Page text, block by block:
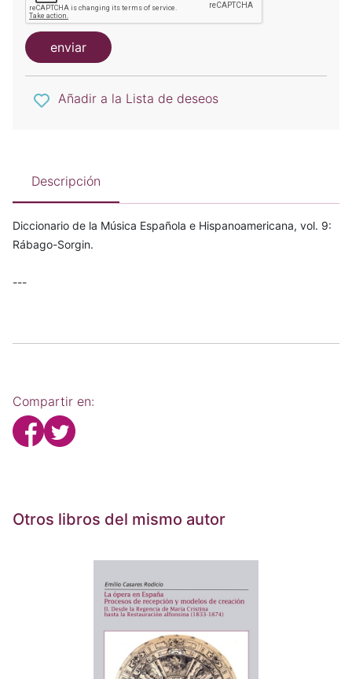
enviar
Añadir a la Lista de deseos
Descripción
Diccionario de la Música Española e Hispanoamericana, vol. 9:
Rábago-Sorgin.
---
Compartir en:
Otros libros del mismo autor